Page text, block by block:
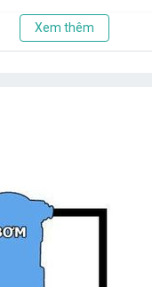
20
Xem thêm